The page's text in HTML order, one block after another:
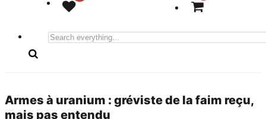
Search
Armes à uranium : gréviste de la faim reçu,
mais pas entendu